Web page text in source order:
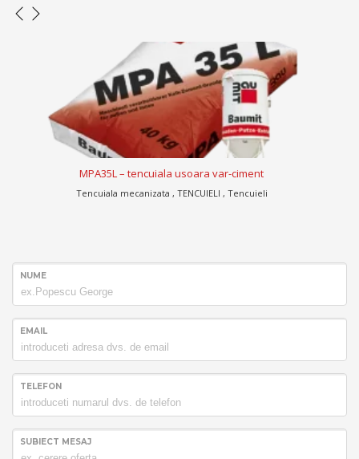
Reclean – produs pentru curatare fatada
Amorse si aditivi , FINISAJE PENTRU FATADE
NUME
EMAIL
TELEFON
SUBIECT MESAJ